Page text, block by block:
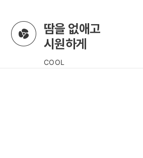
땀을 없애고
시원하게
COOL